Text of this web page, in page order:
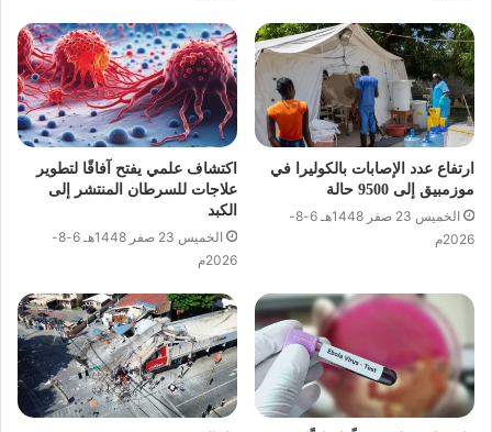
ارتفاع عدد الإصابات بالكوليرا في
موزمبيق إلى 9500 حالة
الخميس 23 صفر 1448هـ 6-8-
2026م
اكتشاف علمي يفتح آفاقًا لتطوير
علاجات للسرطان المنتشر إلى
الكبد
الخميس 23 صفر 1448هـ 6-8-
2026م